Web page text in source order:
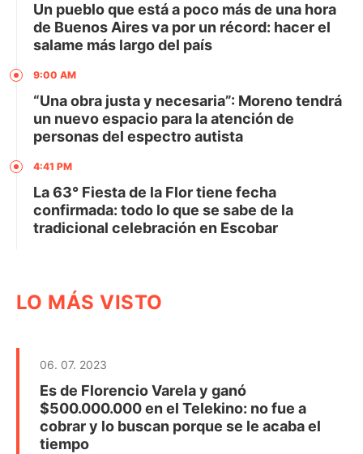
Un pueblo que está a poco más de una hora
de Buenos Aires va por un récord: hacer el
salame más largo del país
9:00 AM
“Una obra justa y necesaria”: Moreno tendrá
un nuevo espacio para la atención de
personas del espectro autista
4:41 PM
La 63° Fiesta de la Flor tiene fecha
confirmada: todo lo que se sabe de la
tradicional celebración en Escobar
LO MÁS VISTO
06. 07. 2023
Es de Florencio Varela y ganó
$500.000.000 en el Telekino: no fue a
cobrar y lo buscan porque se le acaba el
tiempo